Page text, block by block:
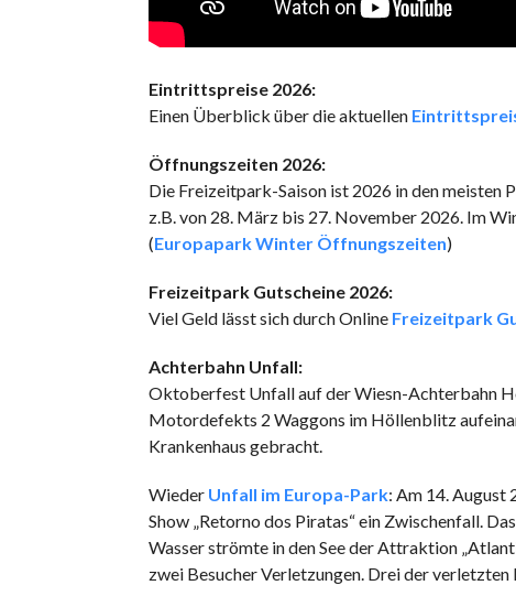
Eintrittspreise 2026:
Einen Überblick über die aktuellen
Öffnungszeiten 2026:
Die Freizeitpark-Saison ist 2026 in den meisten
z.B. von 28. März bis 27. November 2026. Im
(Europapark Winter Öffnungszeiten)
Freizeitpark Gutscheine 2026:
Viel Geld lässt sich durch Online Freizeitpark
Achterbahn Unfall:
Oktoberfest Unfall auf der Wiesn-Achterbahn
Motordefekts 2 Waggons im Höllenblitz
Krankenhaus gebracht.
Wieder Unfall im Europa-Park: Am 14. August
Show „Retorno dos Piratas“ ein Zwischenfall.
Wasser strömte in den See der Attraktion
zwei Besucher Verletzungen. Drei der